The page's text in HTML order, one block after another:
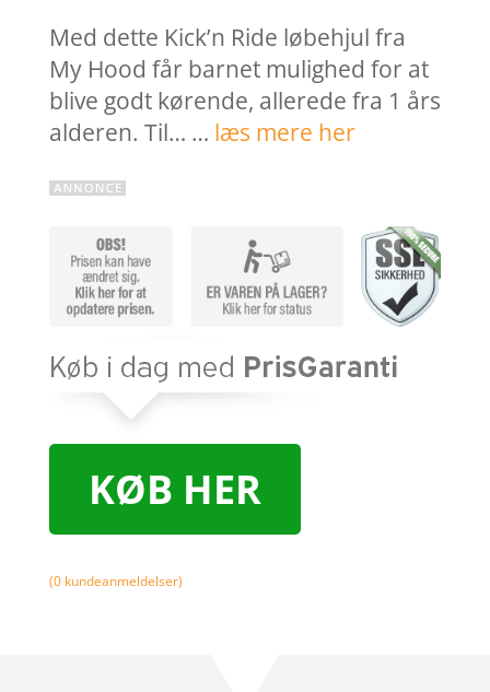
Med dette Kick’n Ride løbehjul fra
My Hood får barnet mulighed for at
blive godt kørende, allerede fra 1 års
alderen. Til… … læs mere her
KØB HER
(0kundeanmeldelser)